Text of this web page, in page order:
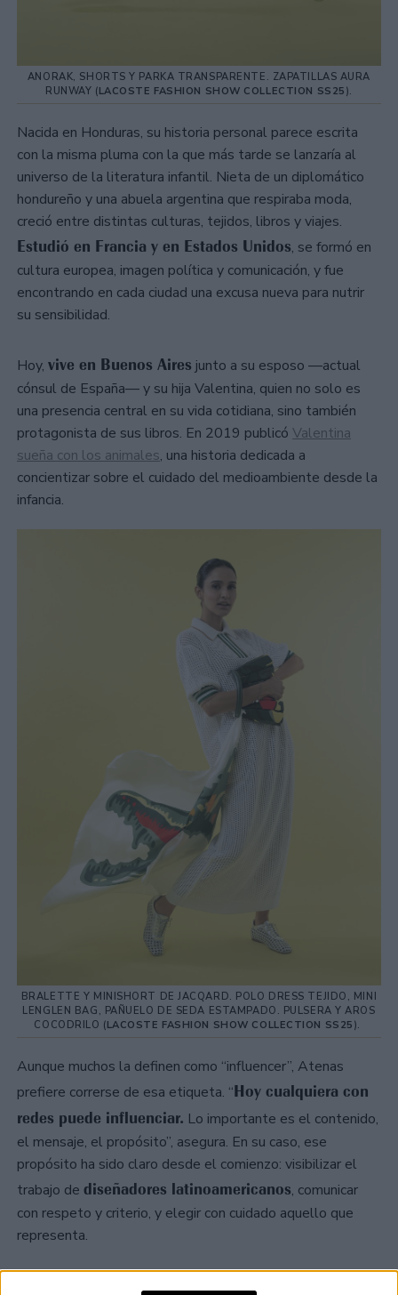
ANORAK, SHORTS Y PARKA TRANSPARENTE. ZAPATILLAS AURA
RUNWAY (LACOSTE FASHION SHOW COLLECTION SS25 ).
Nacida en Honduras, su historia personal parece escrita
con la misma pluma con la que más tarde se lanzaría al
universo de la literatura infantil. Nieta de un diplomático
hondureño y una abuela argentina que respiraba moda,
creció entre distintas culturas, tejidos, libros y viajes.
Estudió en Francia y en Estados Unidos, se formó en
cultura europea, imagen política y comunicación, y fue
encontrando en cada ciudad una excusa nueva para nutrir
su sensibilidad.
Hoy, vive en Buenos Aires junto a su esposo —actual
cónsul de España— y su hija Valentina, quien no solo es
una presencia central en su vida cotidiana, sino también
protagonista de sus libros. En 2019 publicó Valentina
sueña con los animales, una historia dedicada a
concientizar sobre el cuidado del medioambiente desde la
infancia.
BRALETTE Y MINISHORT DE JACQARD. POLO DRESS TEJIDO, MINI
LENGLEN BAG, PAÑUELO DE SEDA ESTAMPADO. PULSERA Y AROS
COCODRILO (LACOSTE FASHION SHOW COLLECTION SS25 ).
Aunque muchos la definen como “influencer”, Atenas
prefiere correrse de esa etiqueta. “Hoy cualquiera con
redes puede influenciar. Lo importante es el contenido,
el mensaje, el propósito”, asegura. En su caso, ese
propósito ha sido claro desde el comienzo: visibilizar el
trabajo de diseñadores latinoamericanos, comunicar
con respeto y criterio, y elegir con cuidado aquello que
representa.
TAMBIÉN TE PUEDE INTERESAR